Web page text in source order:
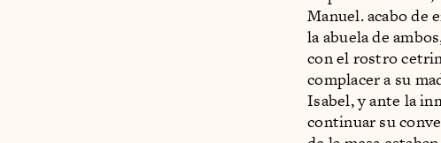
Manuel. acabo de
la abuela de
con el rostro
complacer a su
Isabel, y ante la
continuar su